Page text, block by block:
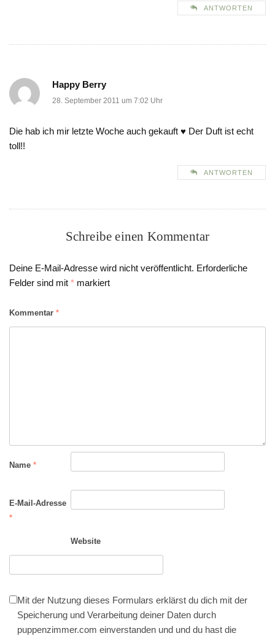
ANTWORTEN
Happy Berry
28. September 2011 um 7:02 Uhr
Die hab ich mir letzte Woche auch gekauft ♥ Der Duft ist echt
toll!!
ANTWORTEN
Schreibe einen Kommentar
Deine E-Mail-Adresse wird nicht veröffentlicht. Erforderliche
Felder sind mit * markiert
Kommentar *
Name *
E-Mail-Adresse
*
Website
Mit der Nutzung dieses Formulars erklärst du dich mit der
Speicherung und Verarbeitung deiner Daten durch
puppenzimmer.com einverstanden und und du hast die